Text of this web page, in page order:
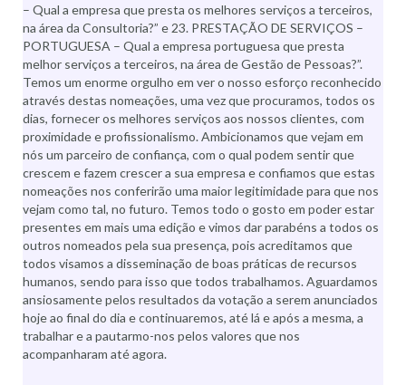
– Qual a empresa que presta os melhores serviços a terceiros,
na área da Consultoria?” e 23. PRESTAÇÃO DE SERVIÇOS –
PORTUGUESA – Qual a empresa portuguesa que presta
melhor serviços a terceiros, na área de Gestão de Pessoas?”.
Temos um enorme orgulho em ver o nosso esforço reconhecido
através destas nomeações, uma vez que procuramos, todos os
dias, fornecer os melhores serviços aos nossos clientes, com
proximidade e profissionalismo. Ambicionamos que vejam em
nós um parceiro de confiança, com o qual podem sentir que
crescem e fazem crescer a sua empresa e confiamos que estas
nomeações nos conferirão uma maior legitimidade para que nos
vejam como tal, no futuro. Temos todo o gosto em poder estar
presentes em mais uma edição e vimos dar parabéns a todos os
outros nomeados pela sua presença, pois acreditamos que
todos visamos a disseminação de boas práticas de recursos
humanos, sendo para isso que todos trabalhamos. Aguardamos
ansiosamente pelos resultados da votação a serem anunciados
hoje ao final do dia e continuaremos, até lá e após a mesma, a
trabalhar e a pautarmo-nos pelos valores que nos
acompanharam até agora.